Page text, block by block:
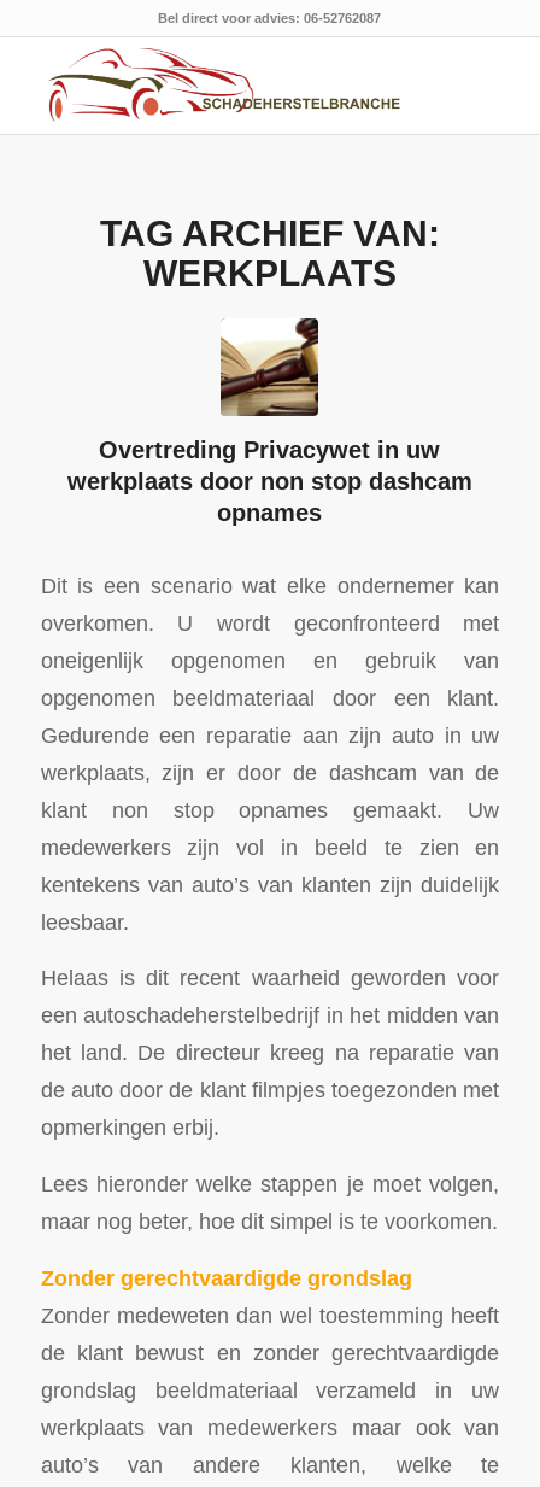
Bel direct voor advies: 06-52762087
TAG ARCHIEF VAN:
WERKPLAATS
Overtreding Privacywet in uw
werkplaats door non stop dashcam
opnames
Dit is een scenario wat elke ondernemer kan
overkomen. U wordt geconfronteerd met
oneigenlijk opgenomen en gebruik van
opgenomen beeldmateriaal door een klant.
Gedurende een reparatie aan zijn auto in uw
werkplaats, zijn er door de dashcam van de
klant non stop opnames gemaakt. Uw
medewerkers zijn vol in beeld te zien en
kentekens van auto’s van klanten zijn duidelijk
leesbaar.
Helaas is dit recent waarheid geworden voor
een autoschadeherstelbedrijf in het midden van
het land. De directeur kreeg na reparatie van
de auto door de klant filmpjes toegezonden met
opmerkingen erbij.
Lees hieronder welke stappen je moet volgen,
maar nog beter, hoe dit simpel is te voorkomen.
Zonder gerechtvaardigde grondslag
Zonder medeweten dan wel toestemming heeft
de klant bewust en zonder gerechtvaardigde
grondslag beeldmateriaal verzameld in uw
werkplaats van medewerkers maar ook van
auto’s van andere klanten, welke te